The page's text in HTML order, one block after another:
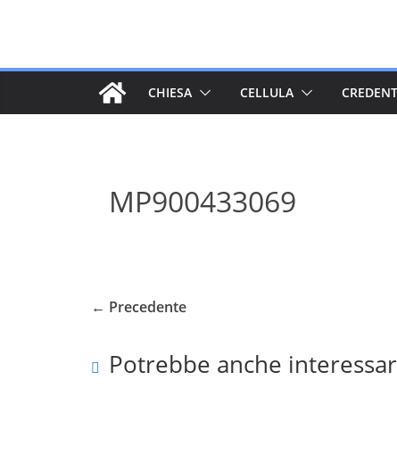
CHIESA CELLULA
MP900433069
← Precedente
Potrebbe anche